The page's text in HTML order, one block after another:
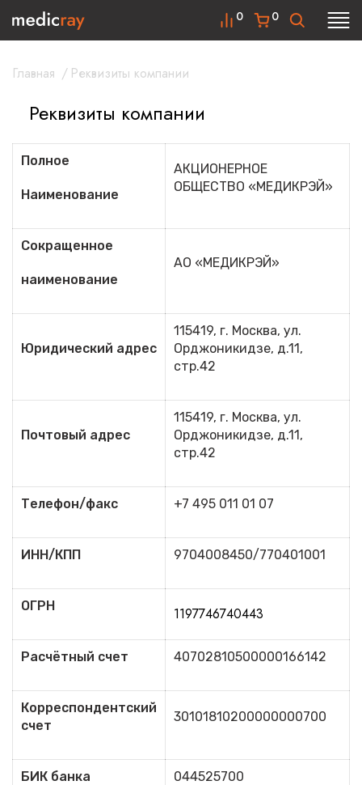
0
0
Главная / Реквизиты компании
Реквизиты компании
Полное
Наименование
АКЦИОНЕРНОЕ
ОБЩЕСТВО «МЕДИКРЭЙ»
Сокращенное
наименование
АО «МЕДИКРЭЙ»
Юридический адрес
115419, г. Москва, ул.
Орджоникидзе, д.11,
стр.42
Почтовый адрес
115419, г. Москва, ул.
Орджоникидзе, д.11,
стр.42
Телефон/факс +7 495 011 01 07
ИНН/КПП 9704008450/770401001
ОГРН 1197746740443
Расчётный счет 40702810500000166142
Корреспондентский
счет
30101810200000000700
БИК банка 044525700